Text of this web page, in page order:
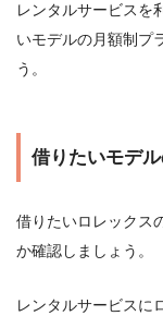
レンタルサービスを
いモデルの月額制プ
う。
借りたいモデ
借りたいロレックス
か確認しましょう。
レンタルサービスに